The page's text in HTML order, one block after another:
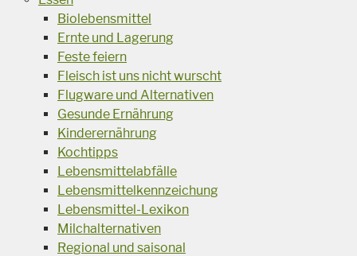
Biolebensmittel
Ernte und Lagerung
Feste feiern
Fleisch ist uns nicht wurscht
Flugware und Alternativen
Gesunde Ernährung
Kinderernährung
Kochtipps
Lebensmittelabfälle
Lebensmittelkennzeichung
Lebensmittel-Lexikon
Milchalternativen
Regional und saisonal